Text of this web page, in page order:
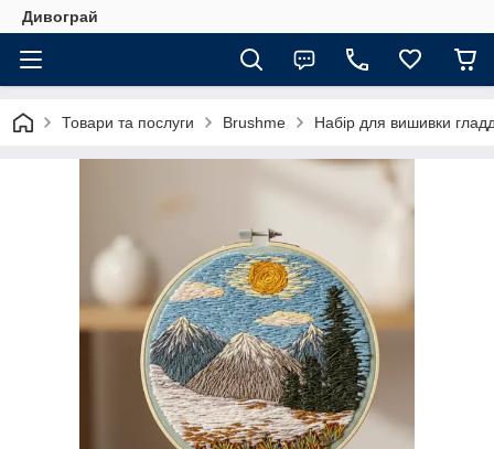
Дивограй
Товари та послуги Brushme Набір для вишивки